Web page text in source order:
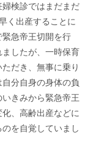
検診ではまだまだ
く出産することに
急帝王切開を行
したが、一時保育
だき、無事に乗り
分自身の身体の負
きみから緊急帝王
、高齢出産などに
を自覚していまし